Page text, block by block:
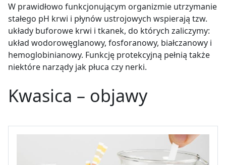
W prawidłowo funkcjonującym organizmie utrzymanie
stałego pH krwi i płynów ustrojowych wspierają tzw.
układy buforowe krwi i tkanek, do których zaliczymy:
układ wodorowęglanowy, fosforanowy, białczanowy i
hemoglobinianowy. Funkcję protekcyjną pełnią także
niektóre narządy jak płuca czy nerki.
Kwasica – objawy